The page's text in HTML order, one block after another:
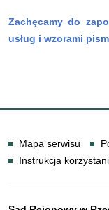
Zachęcamy do
usług i wzorami
Mapa serwisu
Instrukcja